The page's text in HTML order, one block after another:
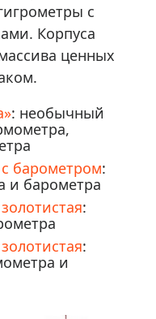
с
Корпуса
ценных
: необычный
барометром:
и барометра
:
:
и